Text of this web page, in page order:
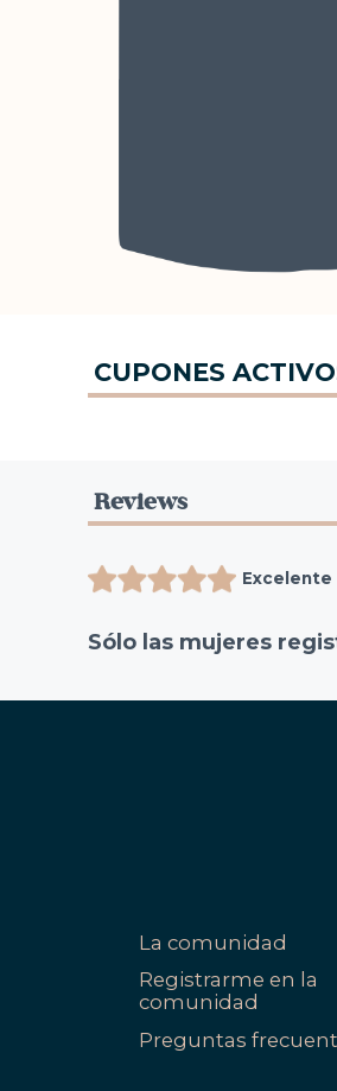
Reviews
Excelente
Sólo las mujeres
CUPONES
La comunidad
Registrarme en la
comunidad
Preguntas